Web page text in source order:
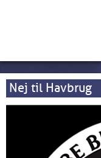
Nej til Havbrug